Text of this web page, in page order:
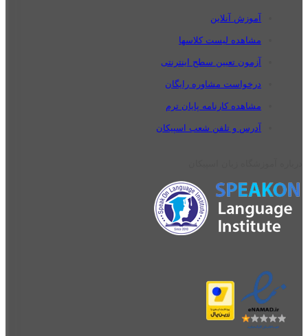
آموزش آنلاین
مشاهده لیست کلاسها
آزمون تعیین سطح اینترنتی
درخواست مشاوره رایگان
مشاهده کارنامه پایان ترم
آدرس و تلفن شعب اسپیکان